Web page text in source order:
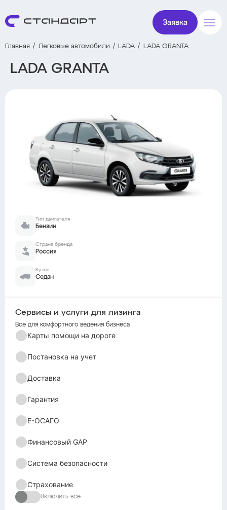
Заявка
Главная Легковые автомобили LADA LADA GRANTA
LADA GRANTA
Тип двигателя
Бензин
Страна бренда
Россия
Кузов
Седан
Сервисы и услуги для лизинга
Все для комфортного ведения бизнеса
Карты помощи на дороге
Постановка на учет
Доставка
Гарантия
Е-ОСАГО
Финансовый GAP
Система безопасности
Страхование
Включить все